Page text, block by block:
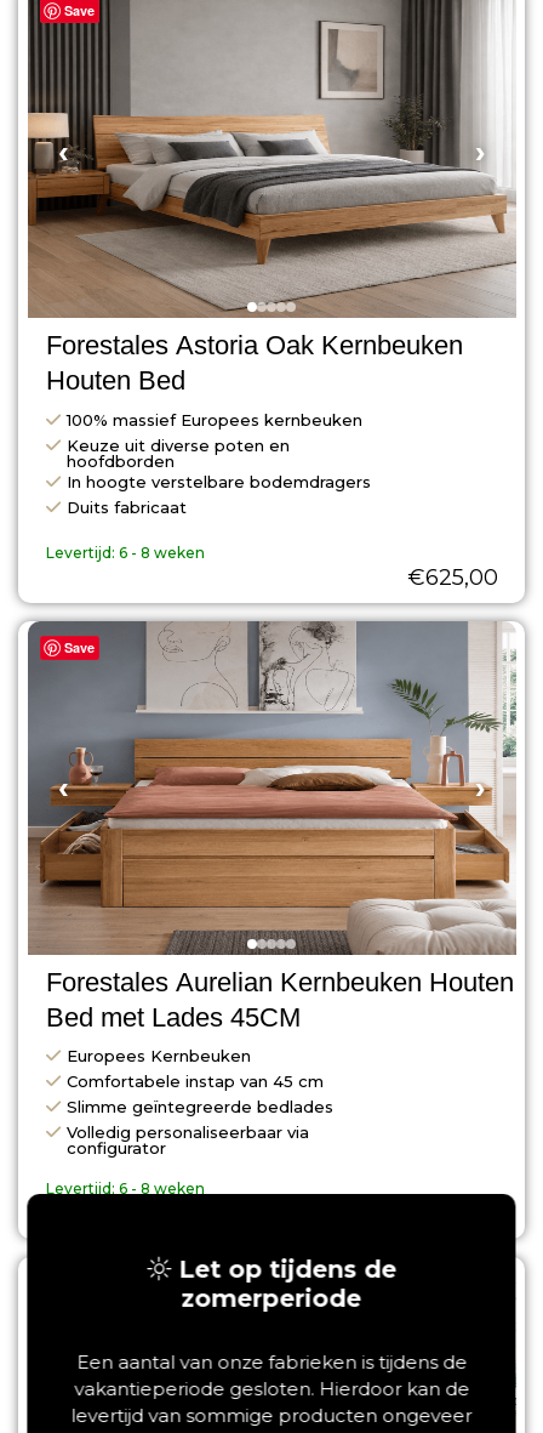
Save
‹ ›
Forestales Astoria Oak Kernbeuken
Houten Bed
100% massief Europees kernbeuken
Keuze uit diverse poten en
hoofdborden
In hoogte verstelbare bodemdragers
Duits fabricaat
€625,00
Levertijd: 6 - 8 weken
Save
‹ ›
Forestales Aurelian Kernbeuken Houten
Bed met Lades 45CM
Europees Kernbeuken
Comfortabele instap van 45 cm
Slimme geïntegreerde bedlades
Volledig personaliseerbaar via
configurator
Levertijd: 6 - 8 weken
Let op tijdens de
zomerperiode
Een aantal van onze fabrieken is tijdens de
vakantieperiode gesloten. Hierdoor kan de
levertijd van sommige producten ongeveer